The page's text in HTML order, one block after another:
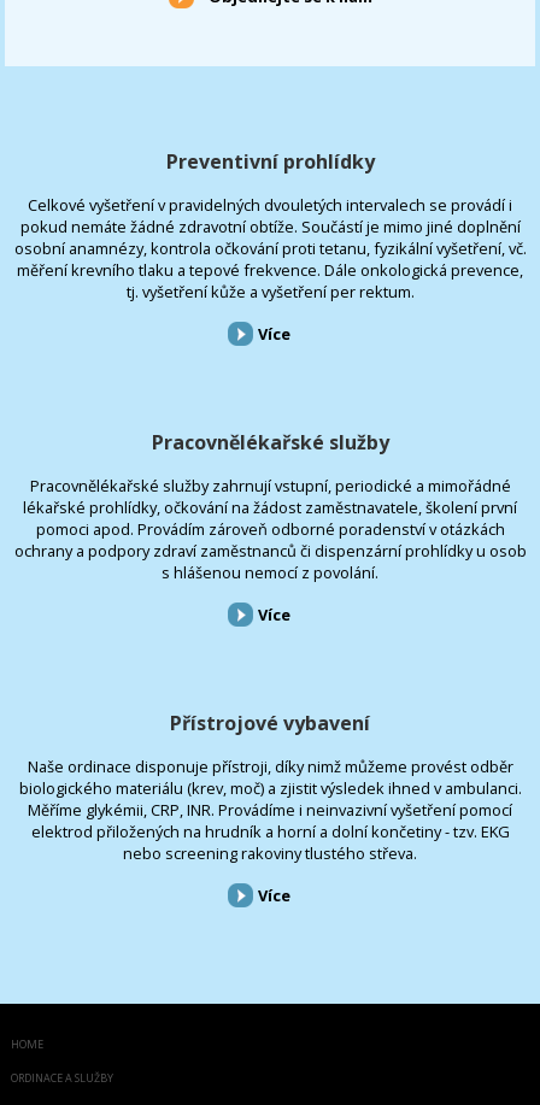
Preventivní prohlídky
Celkové vyšetření v pravidelných dvouletých intervalech se provádí i
pokud nemáte žádné zdravotní obtíže. Součástí je mimo jiné doplnění
osobní anamnézy, kontrola očkování proti tetanu, fyzikální vyšetření, vč.
měření krevního tlaku a tepové frekvence. Dále onkologická prevence,
tj. vyšetření kůže a vyšetření per rektum.
Více
Pracovnělékařské služby
Pracovnělékařské služby zahrnují vstupní, periodické a mimořádné
lékařské prohlídky, očkování na žádost zaměstnavatele, školení první
pomoci apod. Provádím zároveň odborné poradenství v otázkách
ochrany a podpory zdraví zaměstnanců či dispenzární prohlídky u osob
s hlášenou nemocí z povolání.
Více
Přístrojové vybavení
Naše ordinace disponuje přístroji, díky nimž můžeme provést odběr
biologického materiálu (krev, moč) a zjistit výsledek ihned v ambulanci.
Měříme glykémii, CRP, INR. Provádíme i neinvazivní vyšetření pomocí
elektrod přiložených na hrudník a horní a dolní končetiny - tzv. EKG
nebo screening rakoviny tlustého střeva.
Více
HOME
ORDINACE A SLUŽBY